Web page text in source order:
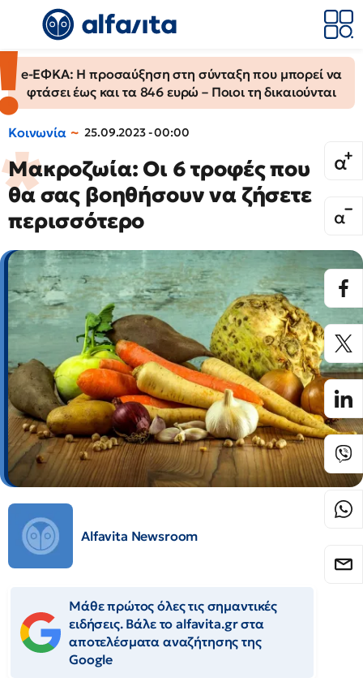
e-ΕΦΚΑ: Η προσαύξηση στη σύνταξη που μπορεί να
φτάσει έως και τα 846 ευρώ – Ποιοι τη δικαιούνται
Κοινωνία 25.09.2023 - 00:00
Μακροζωία: Οι 6 τροφές που
θα σας βοηθήσουν να ζήσετε
περισσότερο
Alfavita Newsroom
Μάθε πρώτος όλες τις σημαντικές
ειδήσεις. Βάλε το alfavita.gr στα
αποτελέσματα αναζήτησης της
Google